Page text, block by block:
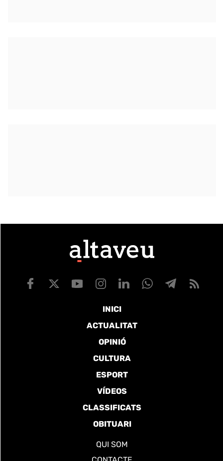
INICI
ACTUALITAT
OPINIÓ
CULTURA
ESPORT
VÍDEOS
CLASSIFICATS
OBITUARI
QUI SOM